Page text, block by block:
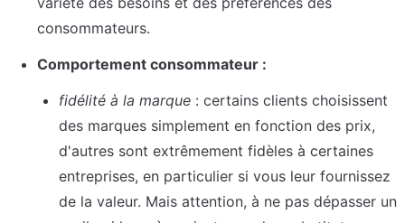
consommateurs.
Comportement consommateur :
fidélité à la marque : certains clients choisissent
des marques simplement en fonction des prix,
d'autres sont extrêmement fidèles à certaines
entreprises, en particulier si vous leur fournissez
de la valeur. Mais attention, à ne pas dépasser un